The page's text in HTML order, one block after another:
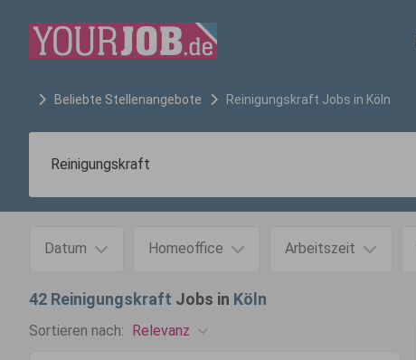
Beliebte Stellenangebote Reinigungskraft Jobs in Köln
Datum Homeoffice Arbeitszeit
42 Reinigungskraft Jobs in Köln
Sortieren nach: Relevanz